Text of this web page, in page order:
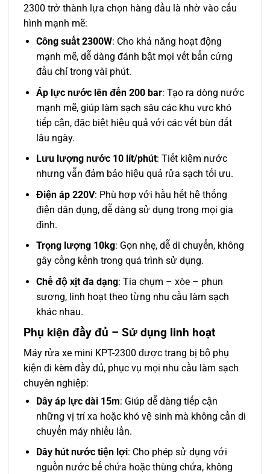
2300 trở thành lựa chọn hàng đầu là nhờ vào cấu
hình mạnh mẽ:
Công suất 2300W: Cho khả năng hoạt động
mạnh mẽ, dễ dàng đánh bật mọi vết bẩn cứng
đầu chỉ trong vài phút.
Áp lực nước lên đến 200 bar: Tạo ra dòng nước
mạnh mẽ, giúp làm sạch sâu các khu vực khó
tiếp cận, đặc biệt hiệu quả với các vết bùn đất
lâu ngày.
Lưu lượng nước 10 lít/phút: Tiết kiệm nước
nhưng vẫn đảm bảo hiệu quả rửa sạch tối ưu.
Điện áp 220V: Phù hợp với hầu hết hệ thống
điện dân dụng, dễ dàng sử dụng trong mọi gia
đình.
Trọng lượng 10kg: Gọn nhẹ, dễ di chuyển, không
gây cồng kềnh trong quá trình sử dụng.
Chế độ xịt đa dạng: Tia chụm – xòe – phun
sương, linh hoạt theo từng nhu cầu làm sạch
khác nhau.
Phụ kiện đầy đủ – Sử dụng linh hoạt
Máy rửa xe mini KPT-2300 được trang bị bộ phụ
kiện đi kèm đầy đủ, phục vụ mọi nhu cầu làm sạch
chuyên nghiệp:
Dây áp lực dài 15m: Giúp dễ dàng tiếp cận
những vị trí xa hoặc khó vệ sinh mà không cần di
chuyển máy nhiều lần.
Dây hút nước tiện lợi: Cho phép sử dụng với
nguồn nước bể chứa hoặc thùng chứa, không